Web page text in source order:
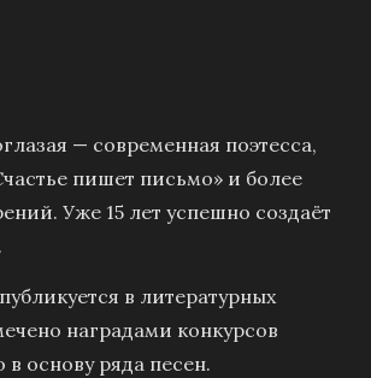
— современная поэтесса,
пишет письмо» и более
Уже 15 лет успешно создаёт
в литературных
наградами конкурсов
в основу ряда песен.